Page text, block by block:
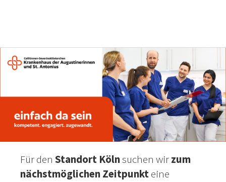
Für den Standort Kölnsuchen wirzum
nächstmöglichen Zeitpunkteine